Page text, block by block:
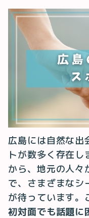
広島には自然な出
トが数多く存在
から、地元の人々
で、さまざまなシ
が待っています。
初対面でも話題に